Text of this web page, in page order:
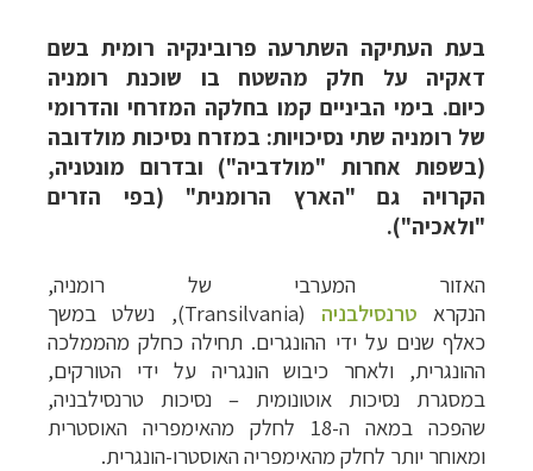
בעת העתיקה השתרעה פרובינקיה רומית בשם
דאקיה על חלק מהשטח בו שוכנת רומניה
כיום. בימי הביניים קמו בחלקה המזרחי והדרומי
של רומניה שתי נסיכויות: במזרח נסיכות מולדובה
(בשפות אחרות "מולדביה") ובדרום מונטניה,
הקרויה גם "הארץ הרומנית" (בפי הזרים
"ולאכיה").
האזור המערבי של רומניה,
הנקרא טרנסילבניה (
Transilvania), נשלט במשך
כאלף שנים על ידי ההונגרים. תחילה כחלק מהממלכה
ההונגרית, ולאחר כיבוש הונגריה על ידי הטורקים,
במסגרת נסיכות אוטונומית – נסיכות טרנסילבניה,
שהפכה במאה ה-18 לחלק מהאימפריה האוסטרית
ומאוחר יותר לחלק מהאימפריה האוסטרו-הונגרית.